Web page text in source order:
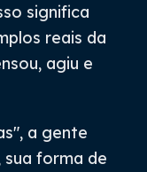
significa
reais da
agiu e
a gente
sua forma de